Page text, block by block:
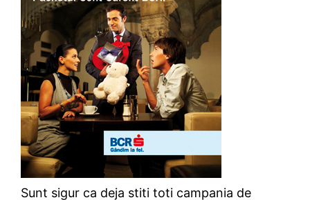
Sunt sigur ca deja stiti toti campania de